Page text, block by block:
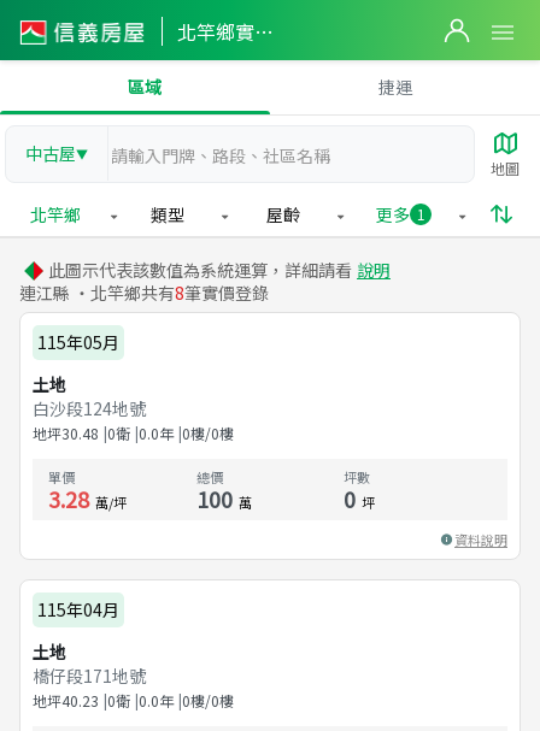
北竿鄉實價登錄
區域 捷運
中古屋▼
地圖
北竿鄉 類型 屋齡 更多 1
此圖示代表該數值為系統運算，詳細請看 說明
連江縣 ・北竿鄉共有8筆實價登錄
115年05月
土地
白沙段124地號
地坪30.48 0衛 0.0年 0樓/0樓
單價
3.28 萬/坪
總價
100 萬
坪數
0 坪
資料說明
115年04月
土地
橋仔段171地號
地坪40.23 0衛 0.0年 0樓/0樓